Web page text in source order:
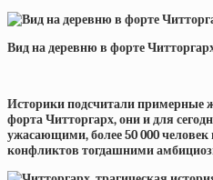
Вид на деревню в форте
Историки подсчитали примерные
форта Читторгарх, они и для
ужасающими, более 50 000
конфликтов тогдашними